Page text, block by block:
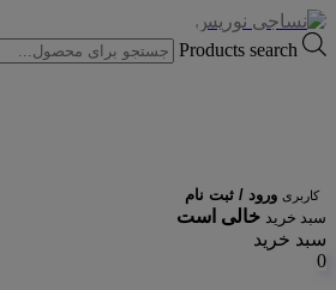
Products search
کاربری ورود / ثبت نام
سبد خرید خالی است
سبد خرید
0